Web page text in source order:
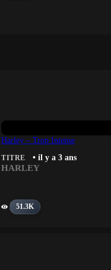
Harley – Trop Intense
TITRE • il y a 3 ans
HARLEY
51.3K